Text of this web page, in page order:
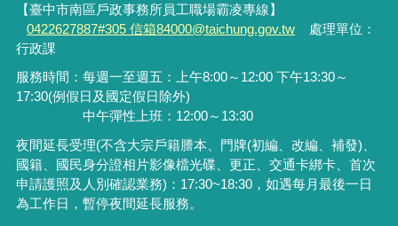
【臺中市南區戶政事務所員工職場霸凌專線】
0422627887#305 信箱84000@taichung.gov.tw
處理單位：
行政課
服務時間：每週一至週五：上午8:00～12:00 下午13:30～
17:30(例假日及國定假日除外)
中午彈性上班：12:00～13:30
夜間延長受理(不含大宗戶籍謄本、門牌(初編、改編、補發)
國籍、國民身分證相片影像檔光碟、更正、交通卡綁卡、首次
申請護照及人別確認業務) ： 17:30~18:30，如遇每月最後一日
為工作日，暫停夜間延長服務。